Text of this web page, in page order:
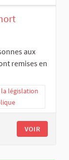
aux
remises en
législation
VOIR